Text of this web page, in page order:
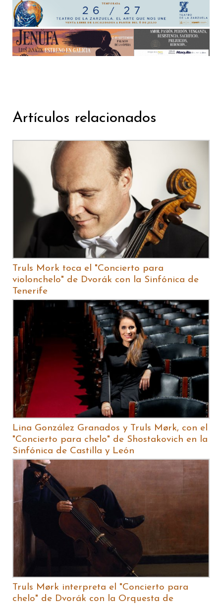
Artículos relacionados
Truls Mork toca el "Concierto para
violonchelo" de Dvorák con la Sinfónica de
Tenerife
Lina González Granados y Truls Mørk, con el
"Concierto para chelo" de Shostakovich en la
Sinfónica de Castilla y León
Truls Mørk interpreta el "Concierto para
chelo" de Dvorák con la Orquesta de